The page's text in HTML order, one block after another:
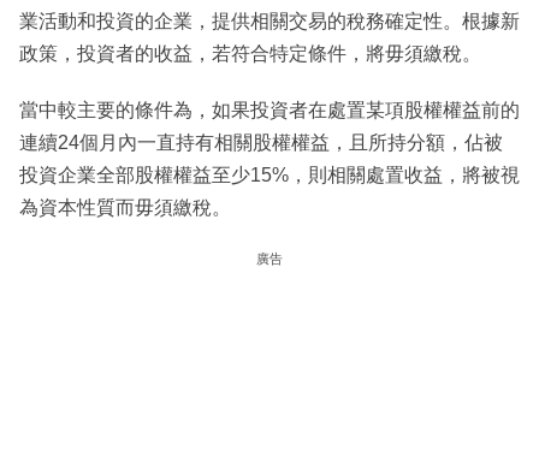
業活動和投資的企業，提供相關交易的稅務確定性。根據新
政策，投資者的收益，若符合特定條件，將毋須繳稅。
當中較主要的條件為，如果投資者在處置某項股權權益前的
連續24個月內一直持有相關股權權益，且所持分額，佔被
投資企業全部股權權益至少15%，則相關處置收益，將被視
為資本性質而毋須繳稅。
廣告